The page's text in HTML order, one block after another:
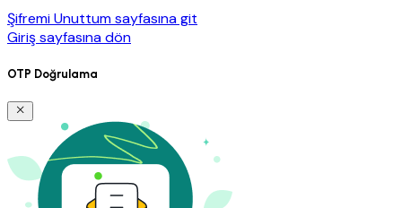
Şifremi Unuttum sayfasına git
Giriş sayfasına dön
OTP Doğrulama